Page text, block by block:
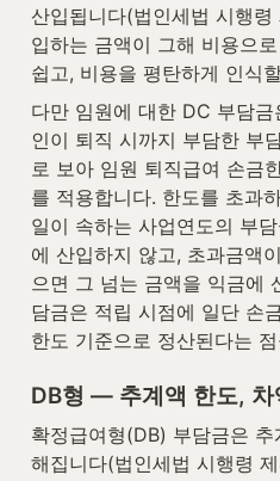
산입됩니다(법인세법 시행
입하는 금액이 그해 비용으
쉽고, 비용을 평탄하게 인식
다만 임원에 대한 DC 부담
인이 퇴직 시까지 부담한 부
로 보아 임원 퇴직급여 손금
를 적용합니다. 한도를 초과
일이 속하는 사업연도의 부
에 산입하지 않고, 초과금액
으면 그 넘는 금액을 익금에
담금은 적립 시점에 일단 손
한도 기준으로 정산된다는
DB형 — 추계액 한도, 차
확정급여형(DB) 부담금은
해집니다(법인세법 시행령